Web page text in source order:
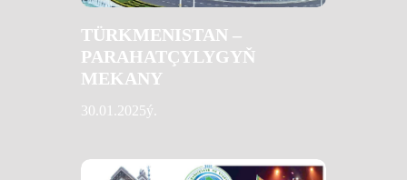
TÜRKMENISTAN –
PARAHATÇYLYGYŇ
MEKANY
30.01.2025ý.